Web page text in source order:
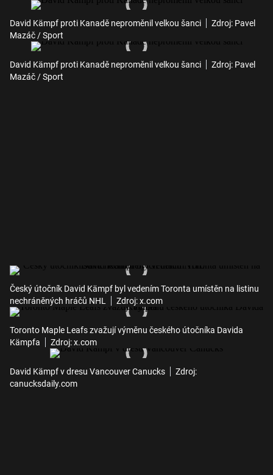
David Kämpf proti Kanadě neproměnil velkou šanci
Zdroj: Pavel
Mazáč / Sport
David Kämpf proti Kanadě neproměnil velkou šanci
Zdroj: Pavel
Mazáč / Sport
Český útočník David Kämpf byl vedením Toronta umístěn na listinu
nechráněných hráčů NHL
Zdroj: x.com
Toronto Maple Leafs zvažují výměnu českého útočníka Davida
Kämpfa
Zdroj: x.com
David Kämpf v dresu Vancouver Canucks
Zdroj:
canucksdaily.com